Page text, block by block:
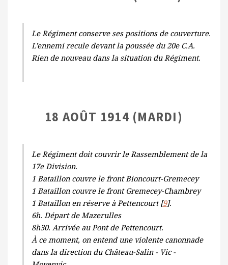
Le Régiment conserve ses positions de couverture.
L’ennemi recule devant la poussée du 20e C.A.
Rien de nouveau dans la situation du Régiment.
18 AOÛT 1914 (MARDI)
Le Régiment doit couvrir le Rassemblement de la
17e Division.
1 Bataillon couvre le front Bioncourt-Gremecey
1 Bataillon couvre le front Gremecey-Chambrey
1 Bataillon en réserve à Pettencourt [9].
6h. Départ de Mazerulles
8h30. Arrivée au Pont de Pettencourt.
À ce moment, on entend une violente canonnade
dans la direction du Château-Salin - Vic -